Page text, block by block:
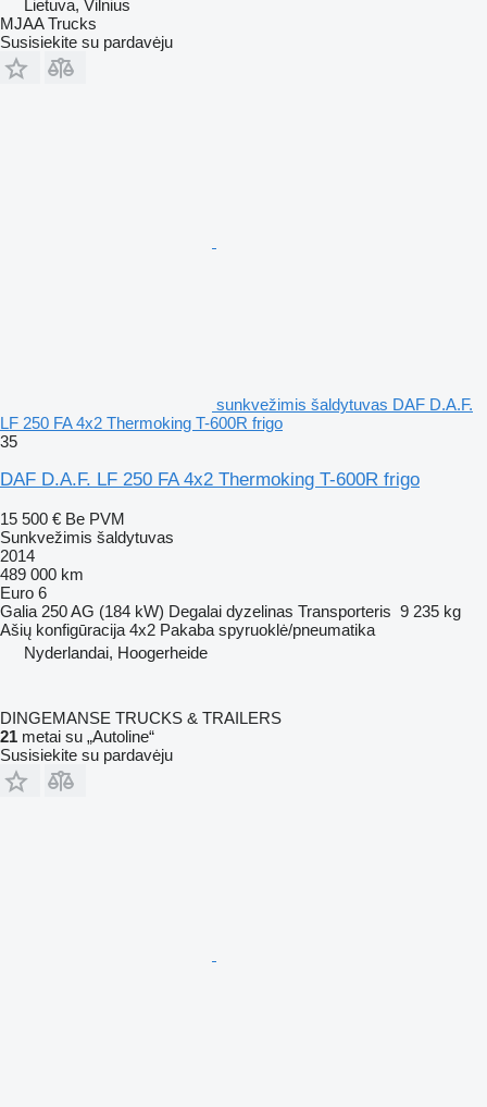
Lietuva, Vilnius
MJAA Trucks
Susisiekite su pardavėju
sunkvežimis šaldytuvas DAF D.A.F.
LF 250 FA 4x2 Thermoking T-600R frigo
35
DAF D.A.F. LF 250 FA 4x2 Thermoking T-600R frigo
15 500 € Be PVM
Sunkvežimis šaldytuvas
2014
489 000 km
Euro 6
Galia 250 AG (184 kW) Degalai dyzelinas Transporteris 9 235 kg
Ašių konfigūracija 4x2 Pakaba spyruoklė/pneumatika
Nyderlandai, Hoogerheide
DINGEMANSE TRUCKS & TRAILERS
21 metai su „Autoline“
Susisiekite su pardavėju